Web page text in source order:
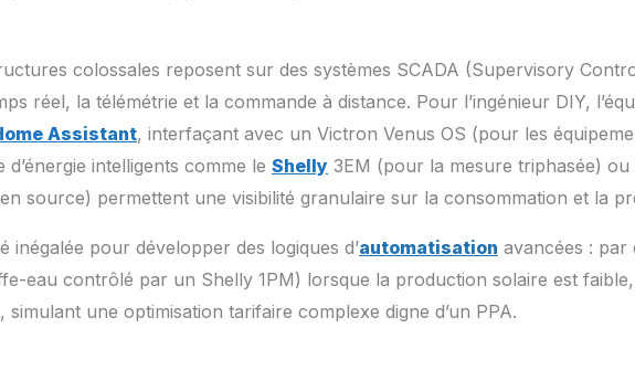
colossales reposent sur des systèmes SCADA (Supervisory
réel, la télémétrie et la commande à distance. Pour l’ingénieur DIY,
Assistant, interfaçant avec un Victron Venus OS (pour les
intelligents comme le Shelly 3EM (pour la mesure triphasée) ou
source) permettent une visibilité granulaire sur la consommation et la
pour développer des logiques d’automatisation avancées : par
eau contrôlé par un Shelly 1PM) lorsque la production solaire est
une optimisation tarifaire complexe digne d’un PPA.